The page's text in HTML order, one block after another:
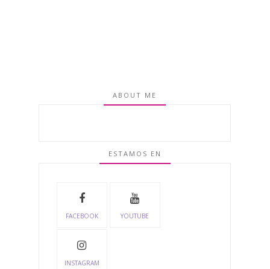
ABOUT ME
ESTAMOS EN
FACEBOOK YOUTUBE
INSTAGRAM